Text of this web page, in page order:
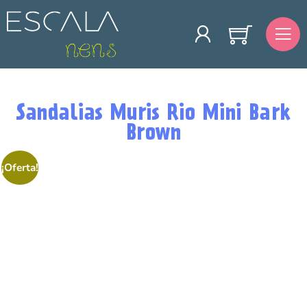
Sandalias Muris Rio Mini Bark
Brown
¡Oferta!